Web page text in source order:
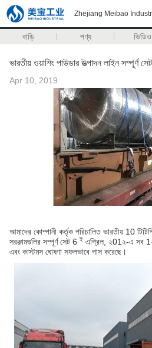
Zhejiang Meibao
বাড়ি পণ্য ভিডিও
ভারতীয় ওয়াশিং পাউডার উত্পাদন লাইন সম্পূর্ণ
Apr 10, 2019
আমাদের কোম্পানী কর্তৃক পরিচালিত ভারতীয় 10
সরঞ্জামগুলির সম্পূর্ণ সেট 6 ই এপ্রিল, ২01২-এ সব 1২
এবং কাস্টমস ঘোষণা সফলভাবে পাস করেছে।